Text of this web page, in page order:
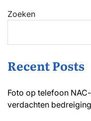
Zoeken
Recent Posts
Foto op telefoon
verdachten